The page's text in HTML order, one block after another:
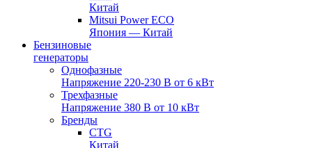
Китай
Mitsui Power ECO
Япония — Китай
Бензиновые
генераторы
Однофазные
Напряжение 220-230 В от 6 кВт
Трехфазные
Напряжение 380 В от 10 кВт
Бренды
CTG
Китай